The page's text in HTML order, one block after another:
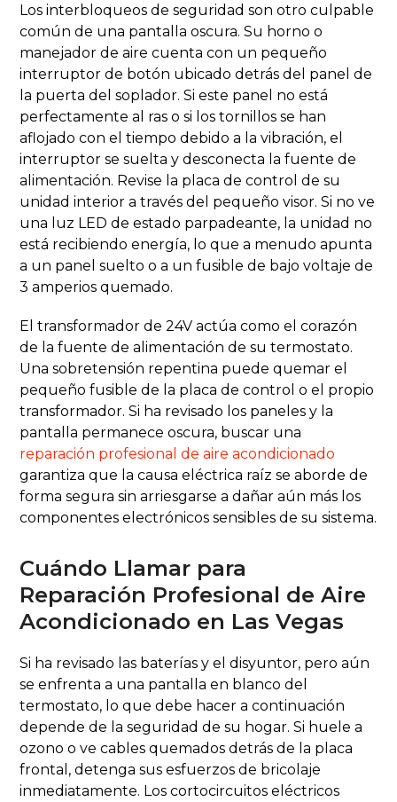
Los interbloqueos de seguridad son otro culpable
común de una pantalla oscura. Su horno o
manejador de aire cuenta con un pequeño
interruptor de botón ubicado detrás del panel de
la puerta del soplador. Si este panel no está
perfectamente al ras o si los tornillos se han
aflojado con el tiempo debido a la vibración, el
interruptor se suelta y desconecta la fuente de
alimentación. Revise la placa de control de su
unidad interior a través del pequeño visor. Si no ve
una luz LED de estado parpadeante, la unidad no
está recibiendo energía, lo que a menudo apunta
a un panel suelto o a un fusible de bajo voltaje de
3 amperios quemado.
El transformador de 24V actúa como el corazón
de la fuente de alimentación de su termostato.
Una sobretensión repentina puede quemar el
pequeño fusible de la placa de control o el propio
transformador. Si ha revisado los paneles y la
pantalla permanece oscura, buscar una
reparación profesional de aire acondicionado
garantiza que la causa eléctrica raíz se aborde de
forma segura sin arriesgarse a dañar aún más los
componentes electrónicos sensibles de su sistema.
Cuándo Llamar para
Reparación Profesional de Aire
Acondicionado en Las Vegas
Si ha revisado las baterías y el disyuntor, pero aún
se enfrenta a una pantalla en blanco del
termostato, lo que debe hacer a continuación
depende de la seguridad de su hogar. Si huele a
ozono o ve cables quemados detrás de la placa
frontal, detenga sus esfuerzos de bricolaje
inmediatamente. Los cortocircuitos eléctricos